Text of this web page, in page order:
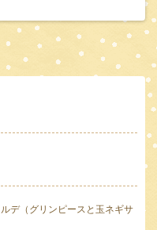
デ（グリンピースと玉ネギサ